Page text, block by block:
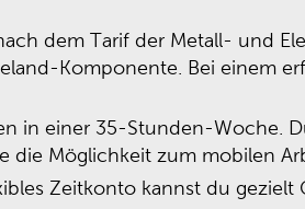
dem Tarif der Metall- und
Komponente. Bei einem
in einer 35-Stunden-Woche.
die Möglichkeit zum mobilen
Zeitkonto kannst du